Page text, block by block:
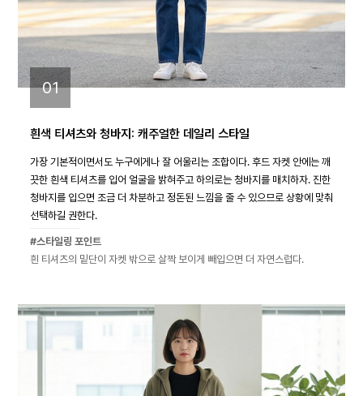
01
흰색 티셔츠와 청바지: 캐주얼한 데일리 스타일
가장 기본적이면서도 누구에게나 잘 어울리는 조합이다. 후드 자켓 안에는 깨
끗한 흰색 티셔츠를 입어 얼굴을 밝혀주고 하의로는 청바지를 매치하자. 진한
청바지를 입으면 조금 더 차분하고 정돈된 느낌을 줄 수 있으므로 상황에 맞춰
선택하길 권한다.
#스타일링 포인트
흰 티셔츠의 밑단이 자켓 밖으로 살짝 보이게 빼입으면 더 자연스럽다.